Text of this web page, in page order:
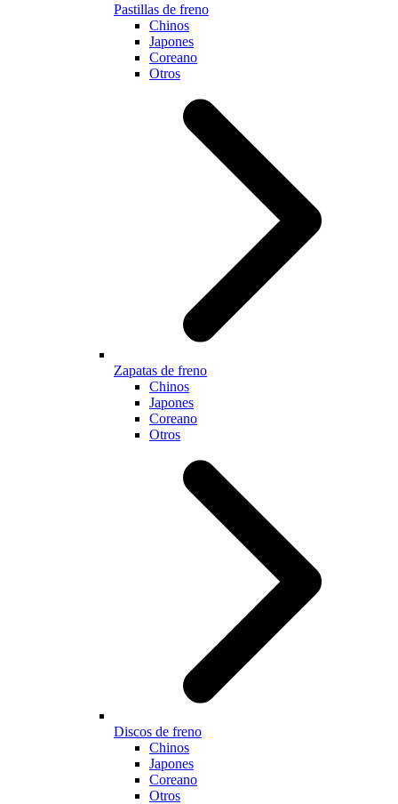
Pastillas de freno
Chinos
Japones
Coreano
Otros
Zapatas de freno
Chinos
Japones
Coreano
Otros
Discos de freno
Chinos
Japones
Coreano
Otros